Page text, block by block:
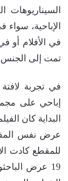
السيناريوهات
الإباحية،
في الأفلام أو
تمت إلى الجنس
في تجربة
إباحي على
البداية كان
للمقطع كادت
19 عرض